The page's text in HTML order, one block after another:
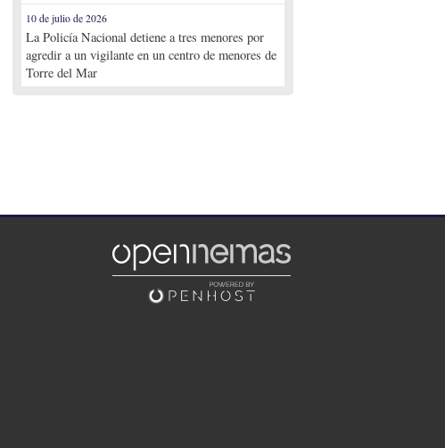
10 de julio de 2026
La Policía Nacional detiene a tres menores por
agredir a un vigilante en un centro de menores de
Torre del Mar